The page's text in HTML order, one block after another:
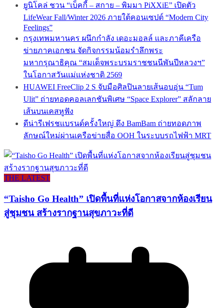
ยูนิโคล่ ชวน “เบ็คกี้ – สกาย – พิมมา PiXXiE” เปิดตัว
LifeWear Fall/Winter 2026 ภายใต้คอนเซปต์ “Modern City
Feelings”
กรุงเทพมหานคร ผนึกกำลัง เดอะมอลล์ และภาคีเครือ
ข่ายภาคเอกชน จัดกิจกรรมน้อมรำลึกพระ
มหากรุณาธิคุณ “สมเด็จพระบรมราชชนนีพันปีหลวงฯ”
ในโอกาสวันแม่แห่งชาติ 2569
HUAWEI FreeClip 2 S จับมือศิลปินลายเส้นอบอุ่น “Tum
Ulit” ถ่ายทอดคอลเลกชันพิเศษ “Space Explorer” สลักลาย
เส้นบนเคสหูฟัง
ดีน่ารีเฟรชแบรนด์ครั้งใหญ่ ดึง BamBam ถ่ายทอดภาพ
ลักษณ์ใหม่ผ่านเครือข่ายสื่อ OOH ในระบบรถไฟฟ้า MRT
THE LATEST
“Taisho Go Health” เปิดพื้นที่แห่งโอกาสจากห้องเรียน
สู่ชุมชน สร้างรากฐานสุขภาวะที่ดี